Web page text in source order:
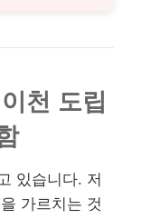
천 도립
있습니다. 저
가르치는 것